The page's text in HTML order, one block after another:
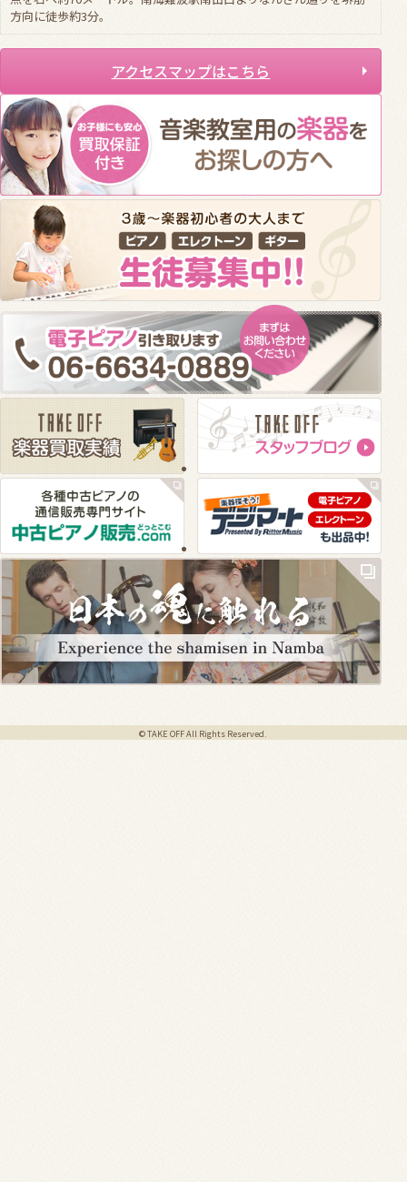
方向に徒歩約3分。
アクセスマップはこちら
© TAKE OFF All Rights Reserved.